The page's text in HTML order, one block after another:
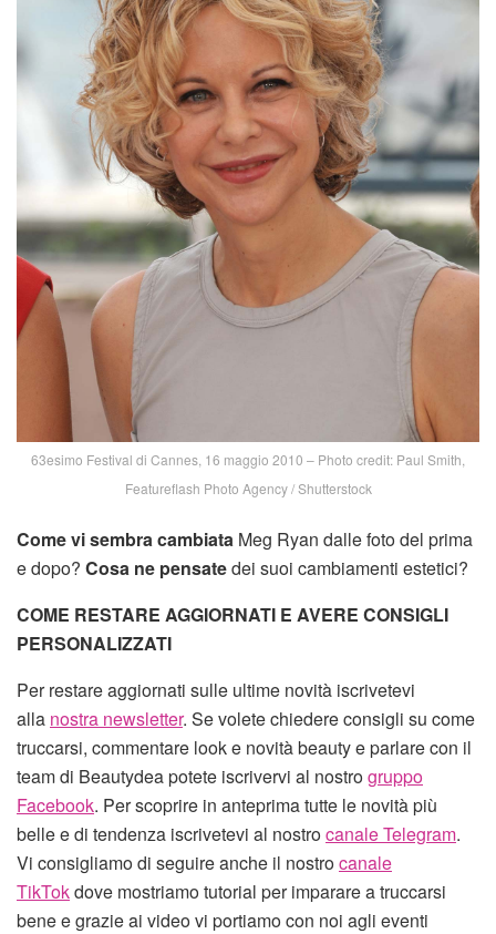
63esimo Festival di Cannes, 16 maggio 2010 – Photo credit: Paul Smith,
Featureflash Photo Agency / Shutterstock
Come vi sembra cambiata Meg Ryan dalle foto del prima
e dopo? Cosa ne pensatedei suoi cambiamenti estetici?
COME RESTARE AGGIORNATI E AVERE CONSIGLI
PERSONALIZZATI
Per restare aggiornati sulle ultime novità iscrivetevi
alla nostra newsletter. Se volete chiedere consigli su come
truccarsi, commentare look e novità beauty e parlare con il
team di Beautydea potete iscrivervi al nostrogruppo
Facebook. Per scoprire in anteprima tutte le novità più
belle e di tendenza iscrivetevi al nostrocanale Telegram.
Vi consigliamo di seguire anche il nostrocanale
TikTokdove mostriamo tutorial per imparare a truccarsi
bene e grazie ai video vi portiamo con noi agli eventi